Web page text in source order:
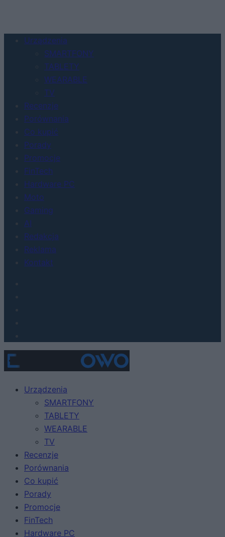
Urządzenia
SMARTFONY
TABLETY
WEARABLE
TV
Recenzje
Porównania
Co kupić
Porady
Promocje
FinTech
Hardware PC
Moto
Gaming
AI
Redakcja
Reklama
Kontakt
Urządzenia
SMARTFONY
TABLETY
WEARABLE
TV
Recenzje
Porównania
Co kupić
Porady
Promocje
FinTech
Hardware PC